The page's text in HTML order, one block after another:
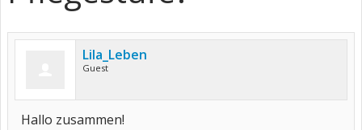
Lila_Leben
Guest
Hallo zusammen!